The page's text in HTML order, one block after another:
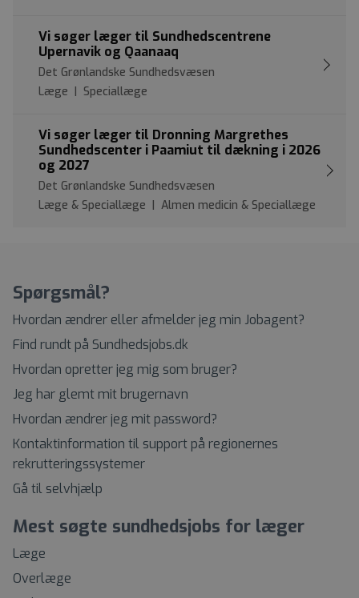
Vi søger læger til Sundhedscentrene
Upernavik og Qaanaaq
Det Grønlandske Sundhedsvæsen
Læge | Speciallæge
Vi søger læger til Dronning Margrethes
Sundhedscenter i Paamiut til dækning i 2026
og 2027
Det Grønlandske Sundhedsvæsen
Læge & Speciallæge | Almen medicin & Speciallæge
Spørgsmål?
Hvordan ændrer eller afmelder jeg min Jobagent?
Find rundt på Sundhedsjobs.dk
Hvordan opretter jeg mig som bruger?
Jeg har glemt mit brugernavn
Hvordan ændrer jeg mit password?
Kontaktinformation til support på regionernes
rekrutteringssystemer
Gå til selvhjælp
Mest søgte sundhedsjobs for læger
Læge
Overlæge